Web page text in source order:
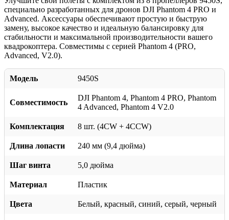
специально разработанных для дронов DJI Phantom 4 PRO и
Advanced. Аксессуары обеспечивают простую и быструю
замену, высокое качество и идеальную балансировку для
стабильности и максимальной производительности вашего
квадрокоптера. Совместимы с серией Phantom 4 (PRO,
Advanced, V2.0).
Модель 9450S
Совместимость
DJI Phantom 4, Phantom 4 PRO, Phantom
4 Advanced, Phantom 4 V2.0
Комплектация 8 шт. (4CW + 4CCW)
Длина лопасти 240 мм (9,4 дюйма)
Шаг винта 5,0 дюйма
Материал Пластик
Цвета Белый, красный, синий, серый, черный